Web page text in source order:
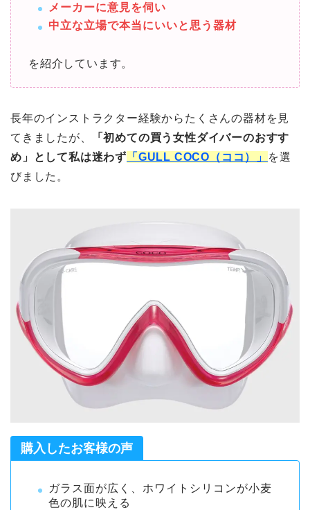
メーカーに意見を伺い
中立な立場で本当にいいと思う器材
を紹介しています。
長年のインストラクター経験からたくさんの器材を見
てきましたが、
「初めての買う女性ダイバーのおすす
め」として私は迷わず 「GULL COCO（ココ）」
を選
びました。
購入したお客様の声
ガラス面が広く、ホワイトシリコンが小麦
色の肌に映える